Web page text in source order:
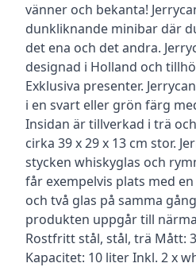
vänner och bekanta!
dunkliknande minibar där
det ena och det andra.
designad i Holland och
Exklusiva presenter.
i en svart eller grön färg
Insidan är tillverkad i trä
cirka 39 x 29 x 13 cm stor.
stycken whiskyglas och
får exempelvis plats med
och två glas på samma
produkten uppgår till
Rostfritt stål, stål, trä Mått:
Kapacitet: 10 liter Inkl. 2 x